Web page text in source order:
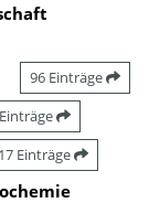
96 Einträge
Einträge